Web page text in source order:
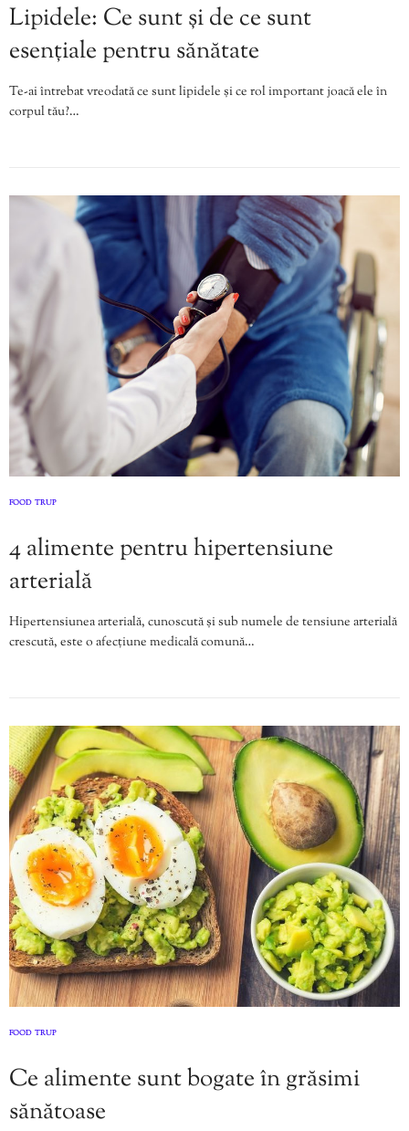
Lipidele: Ce sunt și de ce sunt
esențiale pentru sănătate
Te-ai întrebat vreodată ce sunt lipidele și ce rol important joacă ele în
corpul tău?…
FOOD TRUP
4 alimente pentru hipertensiune
arterială
Hipertensiunea arterială, cunoscută și sub numele de tensiune arterială
crescută, este o afecțiune medicală comună…
FOOD TRUP
Ce alimente sunt bogate în grăsimi
sănătoase